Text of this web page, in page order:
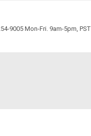
9005 Mon-Fri. 9am-5pm, PST